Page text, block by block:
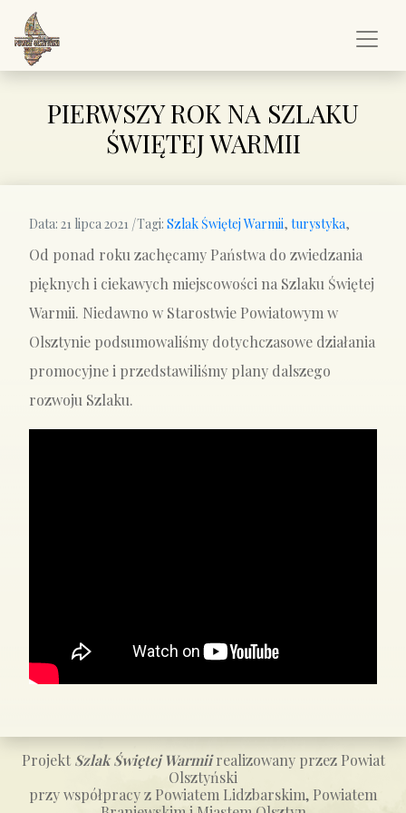
PIERWSZY ROK NA SZLAKU
ŚWIĘTEJ WARMII
Data: 21 lipca 2021 |Tagi: Szlak Świętej Warmii, turystyka,
Od ponad roku zachęcamy Państwa do zwiedzania
pięknych i ciekawych miejscowości na Szlaku Świętej
Warmii. Niedawno w Starostwie Powiatowym w
Olsztynie podsumowaliśmy dotychczasowe działania
promocyjne i przedstawiliśmy plany dalszego
rozwoju Szlaku.
Projekt Szlak Świętej Warmiirealizowany przez Powiat
Olsztyński
przy współpracy z Powiatem Lidzbarskim, Powiatem